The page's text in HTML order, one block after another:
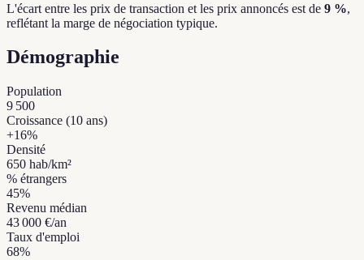
L'écart entre les prix de transaction et les prix annoncés est de 9 %,
reflétant la marge de négociation typique.
Démographie
Population
9 500
Croissance (10 ans)
+16%
Densité
650 hab/km²
% étrangers
45%
Revenu médian
43 000 €/an
Taux d'emploi
68%